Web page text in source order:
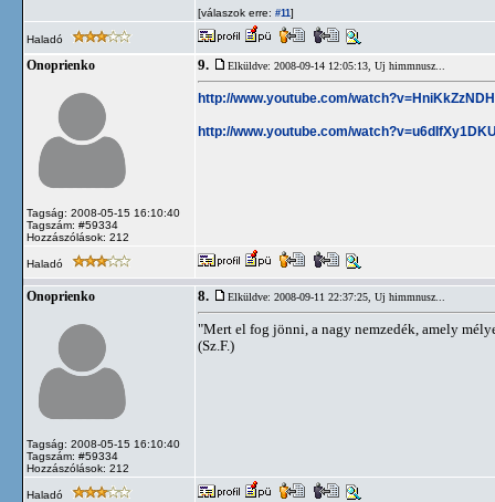
[válaszok erre: #11]
Haladó
Onoprienko
Tagság: 2008-05-15 16:10:40
Tagszám: #59334
Hozzászólások: 212
9. Elküldve: 2008-09-14 12:05:13, Uj himmnusz...
http://www.youtube.com/
http://www.youtube.com/
Haladó
Onoprienko
Tagság: 2008-05-15 16:10:40
Tagszám: #59334
Hozzászólások: 212
8. Elküldve: 2008-09-11 22:37:25, Uj himmnusz...
"Mert el fog jönni, a nagy nemzedék, amely
(Sz.F.)
Haladó